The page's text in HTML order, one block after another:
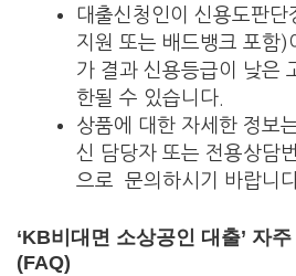
대출신청인이 신용도판단
지원 또는 배드뱅크 포함)
가 결과 신용등급이 낮은
한될 수 있습니다.
상품에 대한 자세한 정보
신 담당자 또는 전용상
으로 문의하시기 바랍니
‘KB비대면 소상공인 대출’ 자
(FAQ)